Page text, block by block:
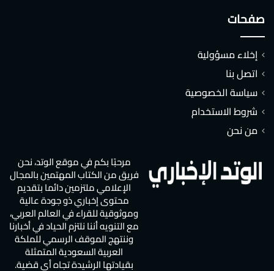
صفحات
إخلاء مسؤولية
اتصل بنا
سياسة الخصوصية
شروط الاستخدام
من نحن
مرحبًا بكم في موقع الوتد، نحن
فريق من الكتاب المهتمين بالمجال
الإعلامي ملتزمين دائما بتقديم
محتوى إخباري ذو جودة عالية
وموثوقية للقراء في العالم العربي،
مع التنويه أننا نلتزم الحياد في أخبارنا
وننتهج الموقف الرسمي للملكة
العربية السعودية المتمثلة
بقيادتها الرشيدة تجاه أي قضية.